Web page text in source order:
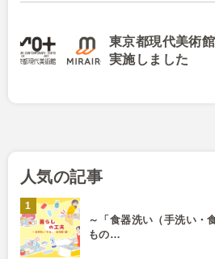
東京都現代美術
実施しました
人気の記事
～「食器洗い（手洗い・
もの…